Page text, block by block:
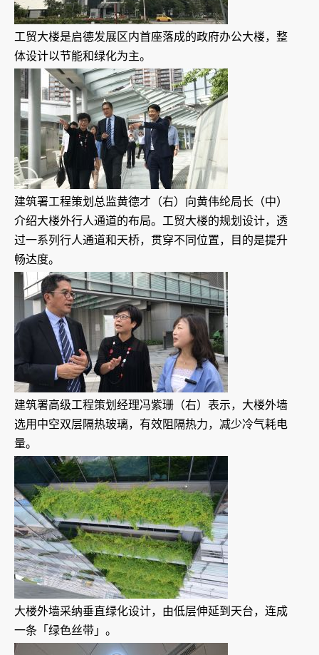
工贸大楼是启德发展区内首座落成的政府办公大楼，整
体设计以节能和绿化为主。
建筑署工程策划总监黄德才（右）向黄伟纶局长（中）
介绍大楼外行人通道的布局。工贸大楼的规划设计，透
过一系列行人通道和天桥，贯穿不同位置，目的是提升
畅达度。
建筑署高级工程策划经理冯紫珊（右）表示，大楼外墙
选用中空双层隔热玻璃，有效阻隔热力，减少冷气耗电
量。
大楼外墙采纳垂直绿化设计，由低层伸延到天台，连成
一条「绿色丝带」。